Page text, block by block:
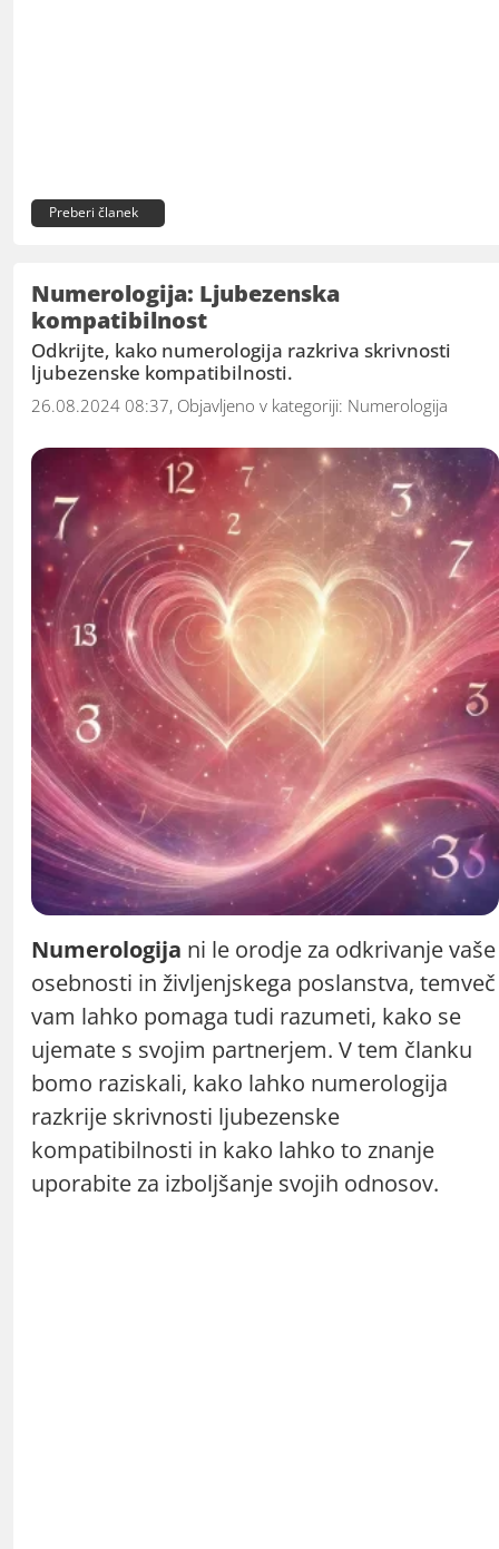
Preberi članek
Numerologija: Ljubezenska
kompatibilnost
Odkrijte, kako numerologija razkriva skrivnosti
ljubezenske kompatibilnosti.
26.08.2024 08:37, Objavljeno v kategoriji: Numerologija
Numerologija ni le orodje za odkrivanje vaše
osebnosti in življenjskega poslanstva, temveč
vam lahko pomaga tudi razumeti, kako se
ujemate s svojim partnerjem. V tem članku
bomo raziskali, kako lahko numerologija
razkrije skrivnosti ljubezenske
kompatibilnosti in kako lahko to znanje
uporabite za izboljšanje svojih odnosov.